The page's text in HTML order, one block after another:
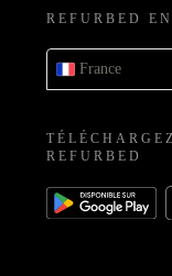
REFURBED EN
France
REFURBED